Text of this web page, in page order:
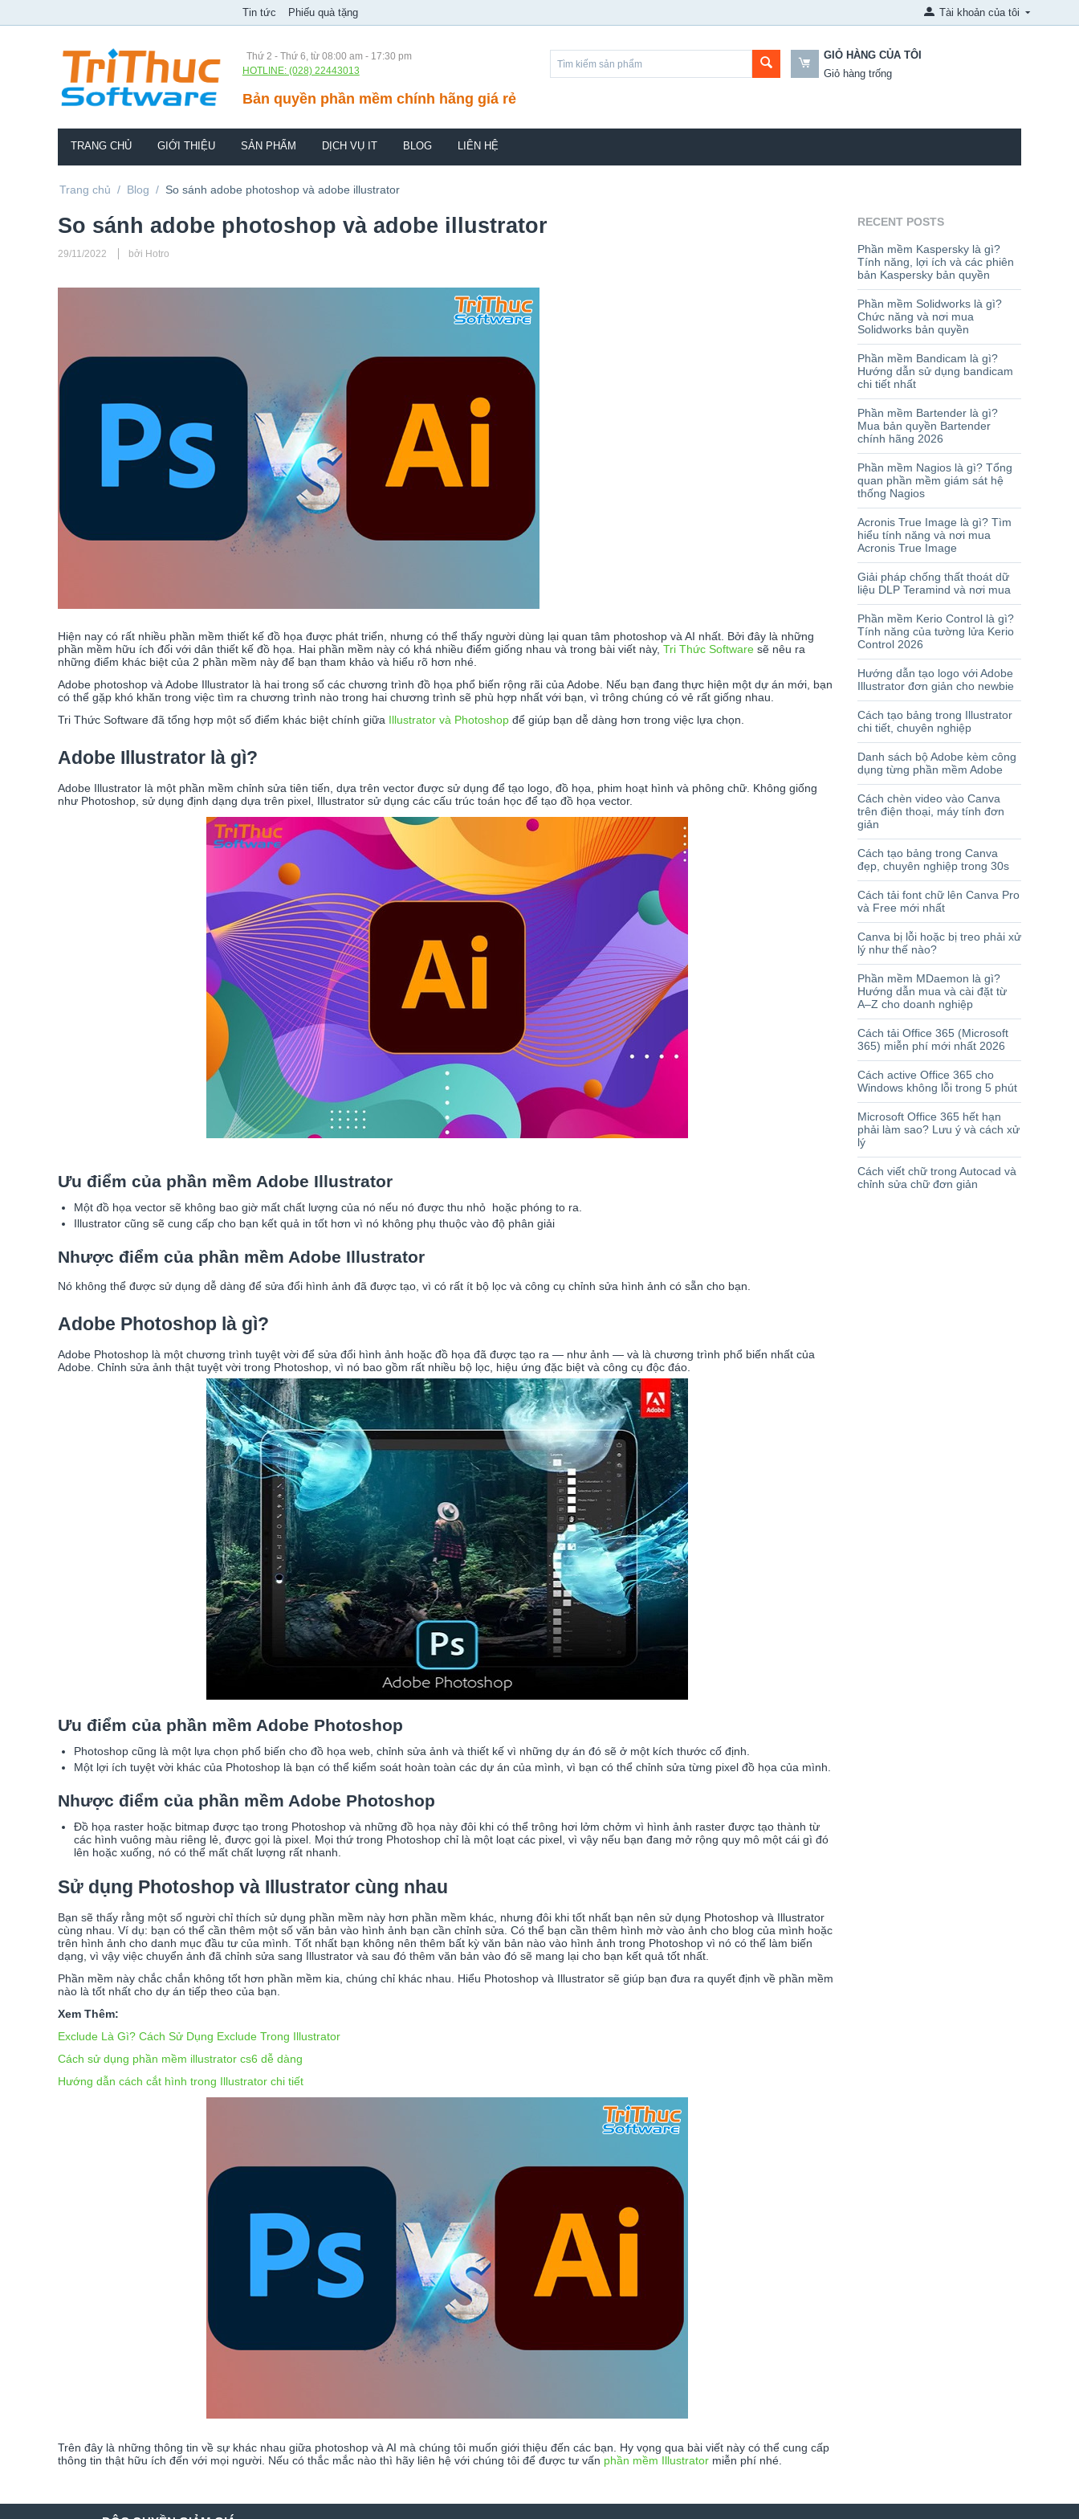
Tin tức Phiếu quà tặng Tài khoản của tôi
Thứ 2 - Thứ 6, từ 08:00 am - 17:30 pm
HOTLINE: (028) 22443013
Bản quyền phần mềm chính hãng giá rẻ
GIỎ HÀNG CỦA TÔI
Giỏ hàng trống
TRANG CHỦ GIỚI THIỆU SẢN PHẨM DỊCH VỤ IT BLOG LIÊN HỆ
Trang chủ / Blog / So sánh adobe photoshop và adobe illustrator
So sánh adobe photoshop và adobe illustrator
29/11/2022 bởi Hotro
Hiện nay có rất nhiều phần mềm thiết kế đồ họa được phát triển, nhưng có thể thấy người dùng lại quan tâm photoshop và AI nhất. Bởi đây là những
phần mềm hữu ích đối với dân thiết kế đồ họa. Hai phần mềm này có khá nhiều điểm giống nhau và trong bài viết này, Tri Thức Software sẽ nêu ra
những điểm khác biệt của 2 phần mềm này để bạn tham khảo và hiểu rõ hơn nhé.
Adobe photoshop và Adobe Illustrator là hai trong số các chương trình đồ họa phổ biến rộng rãi của Adobe. Nếu bạn đang thực hiện một dự án mới, bạn
có thể gặp khó khăn trong việc tìm ra chương trình nào trong hai chương trình sẽ phù hợp nhất với bạn, vì trông chúng có vẻ rất giống nhau.
Tri Thức Software đã tổng hợp một số điểm khác biệt chính giữa Illustrator và Photoshop để giúp bạn dễ dàng hơn trong việc lựa chọn.
Adobe Illustrator là gì?
Adobe Illustrator là một phần mềm chỉnh sửa tiên tiến, dựa trên vector được sử dụng để tạo logo, đồ họa, phim hoạt hình và phông chữ. Không giống
như Photoshop, sử dụng định dạng dựa trên pixel, Illustrator sử dụng các cấu trúc toán học để tạo đồ họa vector.
Ưu điểm của phần mềm Adobe Illustrator
Một đồ họa vector sẽ không bao giờ mất chất lượng của nó nếu nó được thu nhỏ hoặc phóng to ra.
Illustrator cũng sẽ cung cấp cho bạn kết quả in tốt hơn vì nó không phụ thuộc vào độ phân giải
Nhược điểm của phần mềm Adobe Illustrator
Nó không thể được sử dụng dễ dàng để sửa đổi hình ảnh đã được tạo, vì có rất ít bộ lọc và công cụ chỉnh sửa hình ảnh có sẵn cho bạn.
Adobe Photoshop là gì?
Adobe Photoshop là một chương trình tuyệt vời để sửa đổi hình ảnh hoặc đồ họa đã được tạo ra — như ảnh — và là chương trình phổ biến nhất của
Adobe. Chỉnh sửa ảnh thật tuyệt vời trong Photoshop, vì nó bao gồm rất nhiều bộ lọc, hiệu ứng đặc biệt và công cụ độc đáo.
Ưu điểm của phần mềm Adobe Photoshop
Photoshop cũng là một lựa chọn phổ biến cho đồ họa web, chỉnh sửa ảnh và thiết kế vì những dự án đó sẽ ở một kích thước cố định.
Một lợi ích tuyệt vời khác của Photoshop là bạn có thể kiểm soát hoàn toàn các dự án của mình, vì bạn có thể chỉnh sửa từng pixel đồ họa của mình.
Nhược điểm của phần mềm Adobe Photoshop
Đồ họa raster hoặc bitmap được tạo trong Photoshop và những đồ họa này đôi khi có thể trông hơi lởm chởm vì hình ảnh raster được tạo thành từ
các hình vuông màu riêng lẻ, được gọi là pixel. Mọi thứ trong Photoshop chỉ là một loạt các pixel, vì vậy nếu bạn đang mở rộng quy mô một cái gì đó
lên hoặc xuống, nó có thể mất chất lượng rất nhanh.
Sử dụng Photoshop và Illustrator cùng nhau
Bạn sẽ thấy rằng một số người chỉ thích sử dụng phần mềm này hơn phần mềm khác, nhưng đôi khi tốt nhất bạn nên sử dụng Photoshop và Illustrator
cùng nhau. Ví dụ: bạn có thể cần thêm một số văn bản vào hình ảnh bạn cần chỉnh sửa. Có thể bạn cần thêm hình mờ vào ảnh cho blog của mình hoặc
trên hình ảnh cho danh mục đầu tư của mình. Tốt nhất bạn không nên thêm bất kỳ văn bản nào vào hình ảnh trong Photoshop vì nó có thể làm biến
dạng, vì vậy việc chuyển ảnh đã chỉnh sửa sang Illustrator và sau đó thêm văn bản vào đó sẽ mang lại cho bạn kết quả tốt nhất.
Phần mềm này chắc chắn không tốt hơn phần mềm kia, chúng chỉ khác nhau. Hiểu Photoshop và Illustrator sẽ giúp bạn đưa ra quyết định về phần mềm
nào là tốt nhất cho dự án tiếp theo của bạn.
Xem Thêm:
Exclude Là Gì? Cách Sử Dụng Exclude Trong Illustrator
Cách sử dụng phần mềm illustrator cs6 dễ dàng
Hướng dẫn cách cắt hình trong Illustrator chi tiết
Trên đây là những thông tin về sự khác nhau giữa photoshop và AI mà chúng tôi muốn giới thiệu đến các bạn. Hy vọng qua bài viết này có thể cung cấp
thông tin thật hữu ích đến với mọi người. Nếu có thắc mắc nào thì hãy liên hệ với chúng tôi để được tư vấn phần mềm Illustrator miễn phí nhé.
RECENT POSTS
Phần mềm Kaspersky là gì?
Tính năng, lợi ích và các phiên
bản Kaspersky bản quyền
Phần mềm Solidworks là gì?
Chức năng và nơi mua
Solidworks bản quyền
Phần mềm Bandicam là gì?
Hướng dẫn sử dụng bandicam
chi tiết nhất
Phần mềm Bartender là gì?
Mua bản quyền Bartender
chính hãng 2026
Phần mềm Nagios là gì? Tổng
quan phần mềm giám sát hệ
thống Nagios
Acronis True Image là gì? Tìm
hiểu tính năng và nơi mua
Acronis True Image
Giải pháp chống thất thoát dữ
liệu DLP Teramind và nơi mua
Phần mềm Kerio Control là gì?
Tính năng của tường lửa Kerio
Control 2026
Hướng dẫn tạo logo với Adobe
Illustrator đơn giản cho newbie
Cách tạo bảng trong Illustrator
chi tiết, chuyên nghiệp
Danh sách bộ Adobe kèm công
dụng từng phần mềm Adobe
Cách chèn video vào Canva
trên điện thoại, máy tính đơn
giản
Cách tạo bảng trong Canva
đẹp, chuyên nghiệp trong 30s
Cách tải font chữ lên Canva Pro
và Free mới nhất
Canva bị lỗi hoặc bị treo phải xử
lý như thế nào?
Phần mềm MDaemon là gì?
Hướng dẫn mua và cài đặt từ
A–Z cho doanh nghiệp
Cách tải Office 365 (Microsoft
365) miễn phí mới nhất 2026
Cách active Office 365 cho
Windows không lỗi trong 5 phút
Microsoft Office 365 hết hạn
phải làm sao? Lưu ý và cách xử
lý
Cách viết chữ trong Autocad và
chỉnh sửa chữ đơn giản